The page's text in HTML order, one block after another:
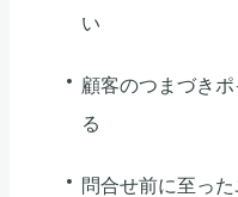
い
顧客のつまづき
る
問合せ前に至っ